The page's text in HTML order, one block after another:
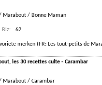
Marabout / Bonne Maman
Blz:
62
merken (FR: Les tout-petits de
les 30 recettes culte - Carambar
Marabout / Carambar